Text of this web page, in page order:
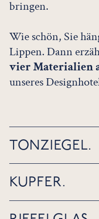
bringen.
Wie schön, Sie
Lippen. Dann
vier Materialien
unseres
TONZIEGEL.
Handgefertigt in
In einem Farbton,
KUPFER.